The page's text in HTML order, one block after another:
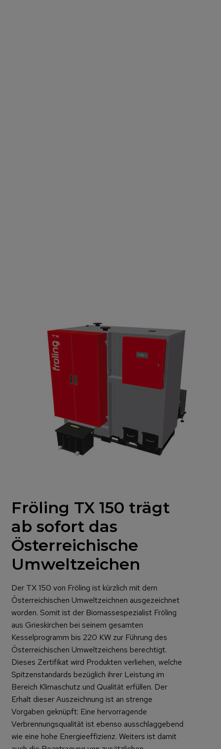
Fröling TX 150 trägt
ab sofort das
Österreichische
Umweltzeichen
Der TX 150 von Fröling ist kürzlich mit dem
Österreichischen Umweltzeichnen ausgezeichnet
worden. Somit ist der Biomassespezialist Fröling
aus Grieskirchen bei seinem gesamten
Kesselprogramm bis 220 KW zur Führung des
Österreichischen Umweltzeichens berechtigt.
Dieses Zertifikat wird Produkten verliehen, welche
Spitzenstandards bezüglich ihrer Leistung im
Bereich Klimaschutz und Qualität erfüllen. Der
Erhalt dieser Auszeichnung ist an strenge
Vorgaben geknüpft: Eine hervorragende
Verbrennungsqualität ist ebenso ausschlag­ge­bend
wie eine hohe Energieeffizienz. Weiters ist damit